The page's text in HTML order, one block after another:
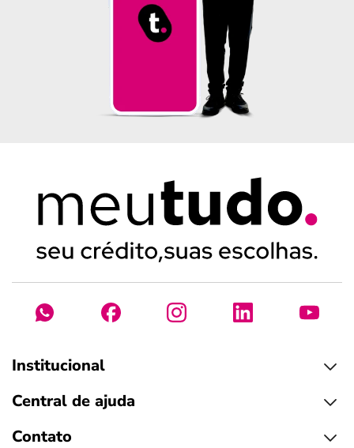
Institucional
Central de ajuda
Contato